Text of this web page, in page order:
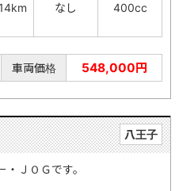
なし 400cc
車両価格 548,000円
八王子
ＪＯＧです。